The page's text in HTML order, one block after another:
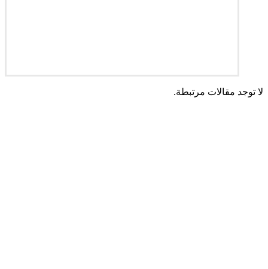
لا توجد مقالات مرتبطة.